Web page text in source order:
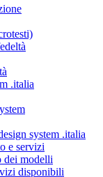
.italia
system .italia
e servizi
dei modelli
disponibili